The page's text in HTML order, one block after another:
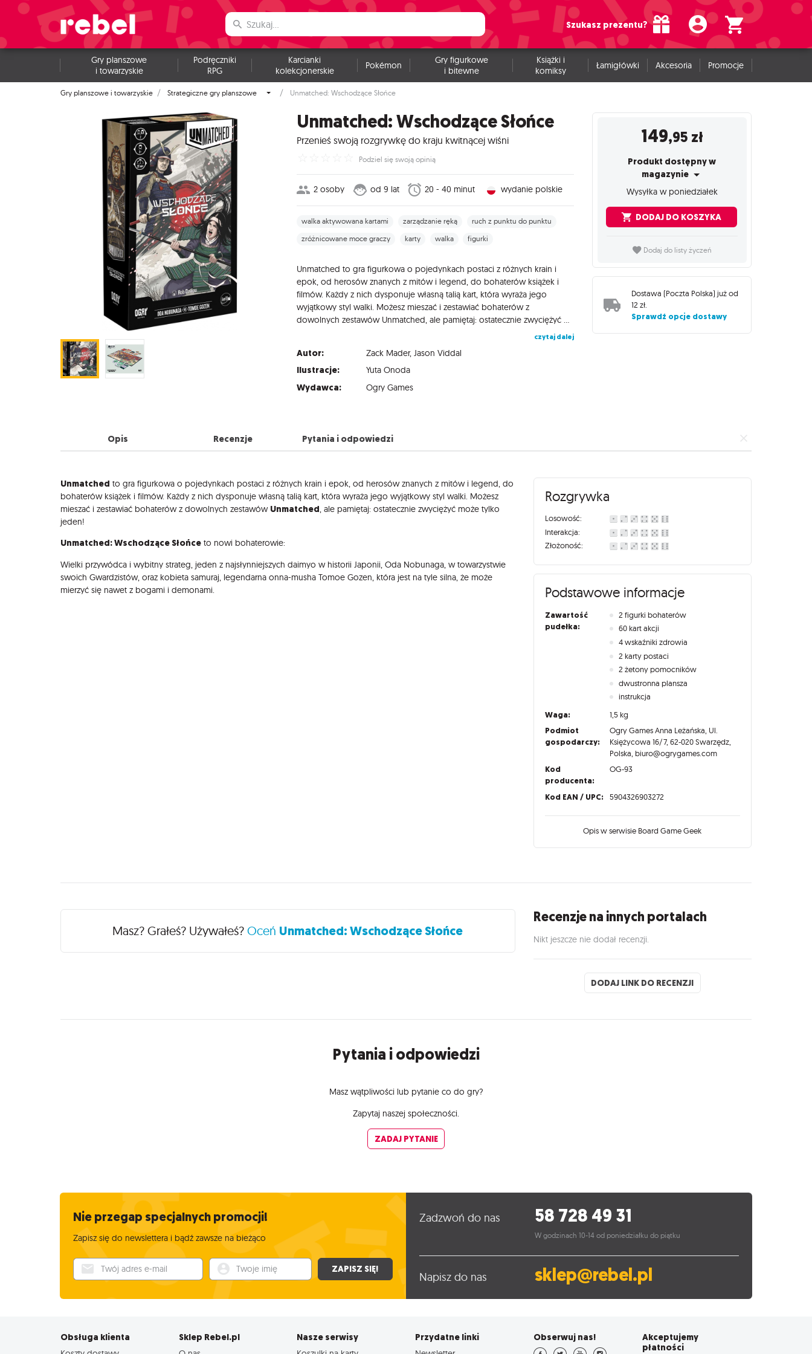
Szukasz prezentu?
Gry planszowe
i towarzyskie
Podręczniki
RPG
Karcianki
kolekcjonerskie
Pokémon
Gry figurkowe
i bitewne
Książki i
komiksy
Łamigłówki Akcesoria Promocje
Gry planszowe i towarzyskie Strategiczne gry planszowe Unmatched: Wschodzące Słońce
Unmatched: Wschodzące Słońce
Przenieś swoją rozgrywkę do kraju kwitnącej wiśni
Podziel się swoją opinią
2 osoby od 9 lat 20 - 40 minut wydanie polskie
walka aktywowana kartami zarządzanie ręką ruch z punktu do punktu
zróżnicowane moce graczy karty walka figurki
Unmatched to gra figurkowa o pojedynkach postaci z różnych krain i
epok, od herosów znanych z mitów i legend, do bohaterów książek i
filmów. Każdy z nich dysponuje własną talią kart, która wyraża jego
wyjątkowy styl walki. Możesz mieszać i zestawiać bohaterów z
dowolnych zestawów Unmatched, ale pamiętaj: ostatecznie zwyciężyć może tylko jeden! Unmatched: Wschodzące Słońce to nowi bohaterowie: Wielki przywódca i wybitny strateg, jeden z najsłynniejszych daimyo w historii Japonii, Oda Nobunaga, w towarzystwie swoich Gwardzistów, oraz kobieta samuraj, legendarna onna-musha Tomoe Gozen, która jest na tyle silna, że może mierzyć się nawet z bogami i demonami.
czytaj dalej
Autor: Zack Mader,Jason Viddal
Ilustracje: Yuta Onoda
Wydawca: Ogry Games
149,95 zł
Produkt dostępny w
magazynie
Wysyłka w poniedziałek
DODAJ DO KOSZYKA
Dodaj do listy życzeń
Dostawa (Poczta Polska) już od
12 zł.
Sprawdź opcje dostawy
Opis Recenzje Pytania i odpowiedzi
Opis
Unmatched to gra figurkowa o pojedynkach postaci z różnych krain i epok, od herosów znanych z mitów i legend, do
bohaterów książek i filmów. Każdy z nich dysponuje własną talią kart, która wyraża jego wyjątkowy styl walki. Możesz
mieszać i zestawiać bohaterów z dowolnych zestawów Unmatched, ale pamiętaj: ostatecznie zwyciężyć może tylko
jeden!
Unmatched: Wschodzące Słońce to nowi bohaterowie:
Wielki przywódca i wybitny strateg, jeden z najsłynniejszych daimyo w historii Japonii, Oda Nobunaga, w towarzystwie
swoich Gwardzistów, oraz kobieta samuraj, legendarna onna-musha Tomoe Gozen, która jest na tyle silna, że może
mierzyć się nawet z bogami i demonami.
Rozgrywka
Losowość:
Interakcja:
Złożoność:
Podstawowe informacje
Zawartość
pudełka:
2 figurki bohaterów
60 kart akcji
4 wskaźniki zdrowia
2 karty postaci
2 żetony pomocników
dwustronna plansza
instrukcja
Waga: 1,5 kg
Podmiot
gospodarczy:
Ogry Games Anna Leżańska, Ul.
Księżycowa 16/7, 62-020 Swarzędz,
Polska, biuro@ogrygames.com
Kod
producenta:
OG-93
Kod EAN / UPC: 5904326903272
Opis w serwisie Board Game Geek
Recenzje
Masz? Grałeś? Używałeś?Oceń Unmatched: Wschodzące Słońce
Recenzje na innych portalach
Nikt jeszcze nie dodał recenzji.
DODAJ LINK DO RECENZJI
Pytania i odpowiedzi
Masz wątpliwości lub pytanie co do gry?
Zapytaj naszej społeczności.
ZADAJ PYTANIE
Nie przegap specjalnych promocji!
Zapisz się do newslettera i bądź zawsze na bieżąco
Twój adres e-mail Twoje imię ZAPISZ SIĘ!
Zadzwoń do nas 58 728 49 31
W godzinach 10-14 od poniedziałku do piątku
Napisz do nas sklep@rebel.pl
Obsługa klienta Sklep Rebel.pl Nasze serwisy Przydatne linki Obserwuj nas!
Akceptujemy
płatności